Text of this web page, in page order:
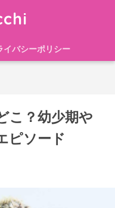
イバシーポリシー
こ？幼少期や
ピソード